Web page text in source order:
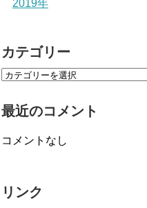
2019年
カテゴリー
最近のコメント
コメントなし
リンク